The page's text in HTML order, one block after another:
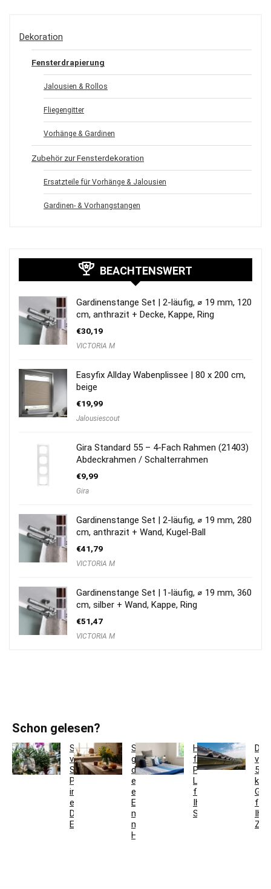
Dekoration
Fensterdrapierung
Jalousien & Rollos
Fliegengitter
Vorhänge & Gardinen
Zubehör zur Fensterdekoration
Ersatzteile für Vorhänge & Jalousien
Gardinen- & Vorhangstangen
BEACHTENSWERT
Gardinenstange Set | 2-läufig, ⌀ 19 mm, 120
cm, anthrazit + Decke, Kappe, Ring
€30,19
VICTORIA M
Easyfix Allday Wabenplissee | 80 x 200 cm,
beige
€19,99
Jalousiescout
Gira Standard 55 – 4-Fach Rahmen (21403)
Abdeckrahmen / Schalterrahmen
€9,99
Gira
Gardinenstange Set | 2-läufig, ⌀ 19 mm, 280
cm, anthrazit + Wand, Kugel-Ball
€41,79
VICTORIA M
Gardinenstange Set | 1-läufig, ⌀ 19 mm, 360
cm, silber + Wand, Kappe, Ring
€51,47
VICTORIA M
Schon gelesen?
So
verwandeln
Sie
Pflanzgefäße
in
einzigartige
Deko-
Elemente
So
gestaltest
du
ein
einladendes
Esszimmer
mit
modernen
Holzmöbeln
Hotelbettwäsche
für
Privatkunden:
Luxus
für
Ihr
Schlafzimmer
5
für
Ihr